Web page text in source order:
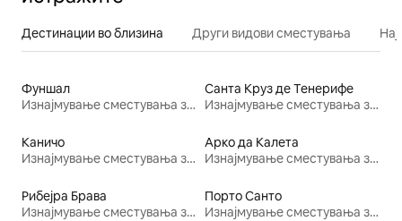
Дестинации во близина Други видови сместувања
Фуншал
Изнајмување сместувања за одмор
Санта Круз де Тенерифе
Изнајмување сместувања за одмор
Каничо
Изнајмување сместувања за одмор
Арко да Калета
Изнајмување сместувања за одмор
Рибејра Брава
Изнајмување сместувања за одмор
Порто Санто
Изнајмување сместувања за одмор